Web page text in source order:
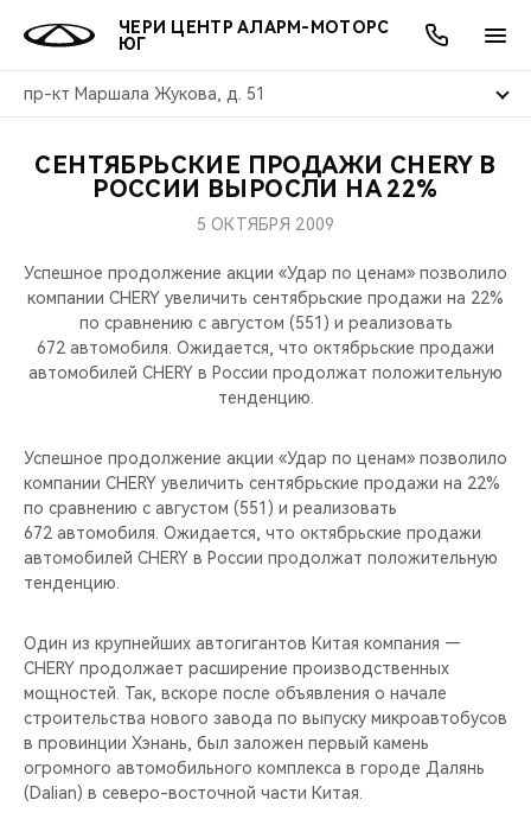
ЧЕРИ ЦЕНТР АЛАРМ-МОТОРС
ЮГ
пр-кт Маршала Жукова, д. 51
МОДЕЛИ
КРОССОВЕРЫ
СЕДАНЫ
НОВИНКИ
ПОКУПАТЕЛЯМ
КРЕДИТ И СТРАХОВАНИЕ
ВЛАДЕЛЬЦАМ
ЗАПЧАСТИ И АКСЕССУАРЫ
ПОДДЕРЖКА
МИР CHERY
О БРЕНДЕ
CHERY В СОЦСЕТЯХ
БЛАГОТВОРИТЕЛЬНОСТЬ
CHERY REMOTE
CHERY И СПОРТ
НАШИ МЕРОПРИЯТИЯ
ВИДЕООБЗОРЫ
CHERY ДЛЯ ДЕТЕЙ
АКЦИИ
ОНЛАЙН СЕРВИСЫ
КРЕДИТ
О КОМПАНИИ
МЫ В СОЦСЕТЯХ
СЕНТЯБРЬСКИЕ ПРОДАЖИ CHERY В
РОССИИ ВЫРОСЛИ НА 22%
5 ОКТЯБРЯ 2009
Успешное продолжение акции «Удар по ценам» позволило
компании CHERY увеличить сентябрьские продажи на 22%
по сравнению с августом (551) и реализовать
672 автомобиля. Ожидается, что октябрьские продажи
автомобилей CHERY в России продолжат положительную
тенденцию.
Успешное продолжение акции «Удар по ценам» позволило
компании CHERY увеличить сентябрьские продажи на 22%
по сравнению с августом (551) и реализовать
672 автомобиля. Ожидается, что октябрьские продажи
автомобилей CHERY в России продолжат положительную
тенденцию.
Один из крупнейших автогигантов Китая компания —
CHERY продолжает расширение производственных
мощностей. Так, вскоре после объявления о начале
строительства нового завода по выпуску микроавтобусов
в провинции Хэнань, был заложен первый камень
огромного автомобильного комплекса в городе Далянь
(Dalian) в северо-восточной части Китая.